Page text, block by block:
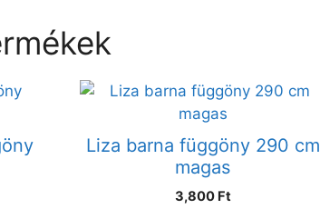
Liza barna függöny 290 cm
magas
3,800 Ft